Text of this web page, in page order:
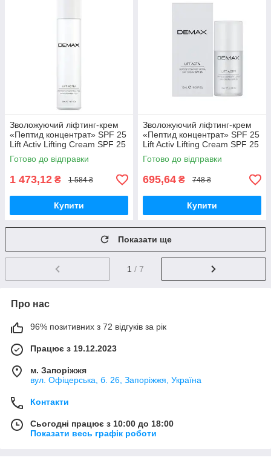
Зволожуючий ліфтинг-крем
«Пептид концентрат» SPF 25
Lift Activ Lifting Cream SPF 25
Demax 50 мл
Готово до відправки
1 473,12 ₴ 1 584 ₴
Купити
Зволожуючий ліфтинг-крем
«Пептид концентрат» SPF 25
Lift Activ Lifting Cream SPF 25
Demax 15 мл
Готово до відправки
695,64 ₴ 748 ₴
Купити
Показати ще
1 / 7
Про нас
96% позитивних з 72 відгуків за рік
Працює з 19.12.2023
м. Запоріжжя
вул. Офіцерська, б. 26, Запоріжжя, Україна
Контакти
Сьогодні працює з 10:00 до 18:00
Показати весь графік роботи